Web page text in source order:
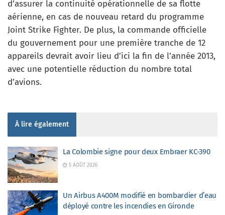
d’assurer la continuité opérationnelle de sa flotte
aérienne, en cas de nouveau retard du programme
Joint Strike Fighter. De plus, la commande officielle
du gouvernement pour une première tranche de 12
appareils devrait avoir lieu d’ici la fin de l’année 2013,
avec une potentielle réduction du nombre total
d’avions.
À lire également
La Colombie signe pour deux Embraer KC-390
5 AOÛT 2026
Un Airbus A400M modifié en bombardier d’eau
déployé contre les incendies en Gironde